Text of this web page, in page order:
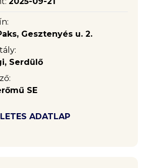
Gesztenyés u. 2.
Serdülő
SE
ADATLAP